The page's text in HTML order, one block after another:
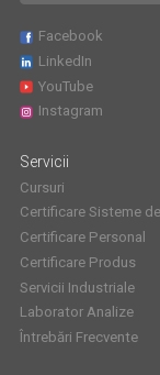
Servicii
Cursuri
Certificare Sisteme
Certificare Personal
Certificare Produs
Servicii Industriale
Laborator Analize
Întrebări Frecvente
Facebook
LinkedIn
YouTube
Instagram